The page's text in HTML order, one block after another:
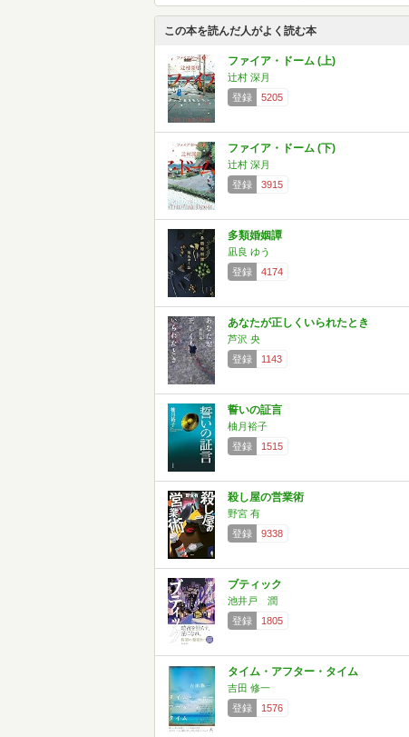
この本を読んだ人がよく読む本
ファイア・ドーム (上)
辻村 深月
登録
5205
ファイア・ドーム (下)
辻村 深月
登録
3915
多類婚姻譚
凪良 ゆう
登録
4174
あなたが正しくいられたとき
芦沢 央
登録
1143
誓いの証言
柚月裕子
登録
1515
殺し屋の営業術
野宮 有
登録
9338
ブティック
池井戸 潤
登録
1805
タイム・アフター・タイム
吉田 修一
登録
1576